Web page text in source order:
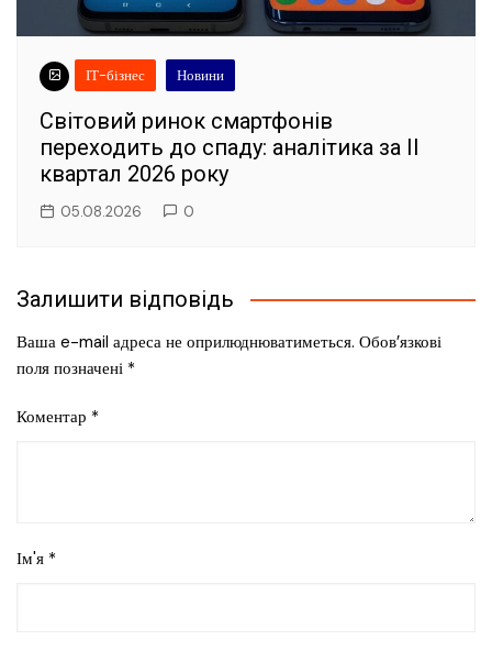
ІТ-бізнес Новини
Світовий ринок смартфонів
переходить до спаду: аналітика за II
квартал 2026 року
05.08.2026 0
Залишити відповідь
Ваша e-mail адреса не оприлюднюватиметься. Обов’язкові
поля позначені *
Коментар *
Ім'я *